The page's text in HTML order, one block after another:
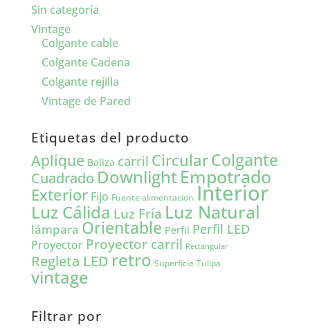
Sin categoría
Vintage
Colgante cable
Colgante Cadena
Colgante rejilla
Vintage de Pared
Etiquetas del producto
Aplique Baliza carril CircularColgante
Cuadrado DownlightEmpotrado
Exterior Fijo Fuente alimentacion Interior
Luz Cálida Luz Fría Luz Natural
lámpara Orientable Perfil Perfil LED
Proyector Proyector carril Rectangular
Regleta LEDretro Superficie Tulipa
vintage
Filtrar por